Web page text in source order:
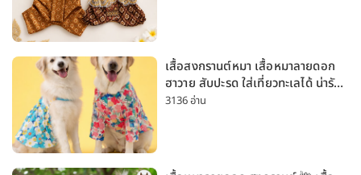
เสื้อสงกรานต์หมา เสื้อหมาลายดอก
ฮาวาย สับปะรด ใส่เที่ยวทะเลได้ น่ารัก
ใส่ได้ทั้งหมาเล็กและหมาใหญ่
3136 อ่าน